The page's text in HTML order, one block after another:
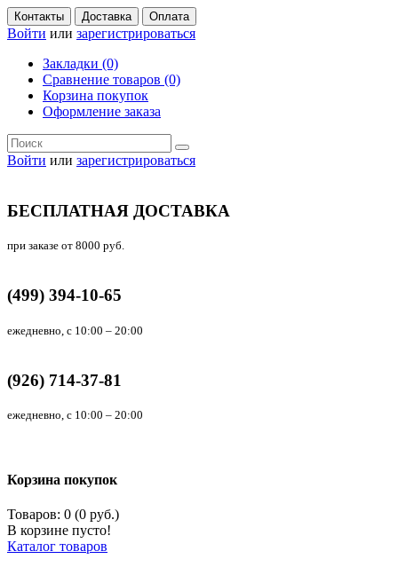
Контакты Доставка Оплата
Войти или зарегистрироваться
Закладки (0)
Сравнение товаров (0)
Корзина покупок
Оформление заказа
Войти или зарегистрироваться
БЕСПЛАТНАЯ ДОСТАВКА
при заказе от 8000 руб.
(499) 394-10-65
ежедневно, с 10:00 – 20:00
(926) 714-37-81
ежедневно, с 10:00 – 20:00
Корзина покупок
Товаров: 0 (0 руб.)
В корзине пусто!
Каталог товаров